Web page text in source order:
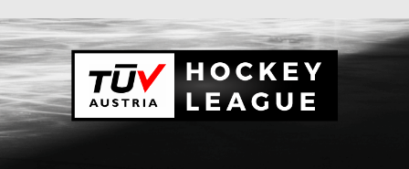
zum
Inhalt